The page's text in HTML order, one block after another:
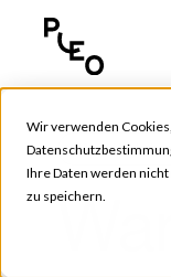
Wir verwenden
Ihre Daten werden nicht
zu speichern.
Pleo